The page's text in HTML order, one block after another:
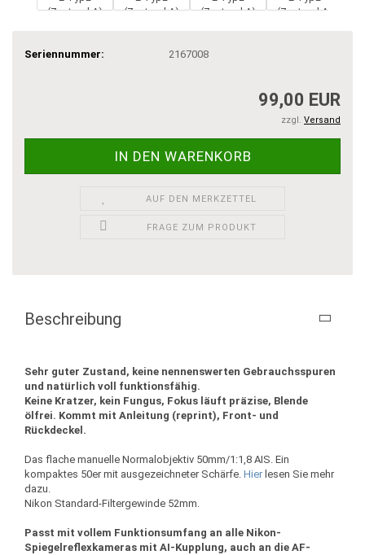
Seriennummer: 2167008
99,00 EUR
zzgl. Versand
AUF DEN MERKZETTEL
FRAGE ZUM PRODUKT
Beschreibung
Sehr guter Zustand, keine nennenswerten Gebrauchsspuren
und natürlich voll funktionsfähig.
Keine Kratzer, kein Fungus, Fokus läuft präzise, Blende
ölfrei. Kommt mit Anleitung (reprint), Front- und
Rückdeckel.
Das flache manuelle Normalobjektiv 50mm/1:1,8 AIS. Ein
kompaktes 50er mit ausgezeichneter Schärfe. Hierlesen Sie mehr
dazu.
Nikon Standard-Filtergewinde 52mm.
Passt mit vollem Funktionsumfang an alle Nikon-
Spiegelreflexkameras mit AI-Kupplung, auch an die AF-